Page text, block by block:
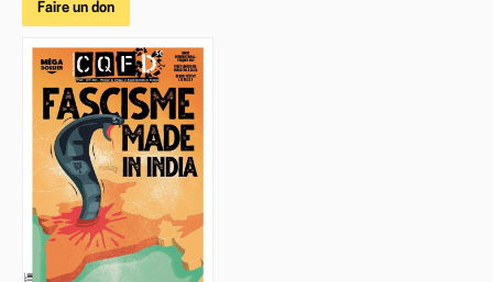
Faire un don